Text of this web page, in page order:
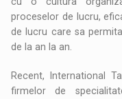
proceselor de lucru,
de lucru care sa
de la an la an.
Recent, International
firmelor de